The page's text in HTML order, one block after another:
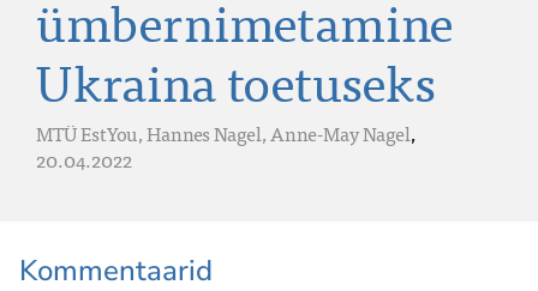
ümbernimetamine
Ukraina toetuseks
MTÜ EstYou,Hannes Nagel,Anne-May Nagel,
20.04.2022
Kommentaarid